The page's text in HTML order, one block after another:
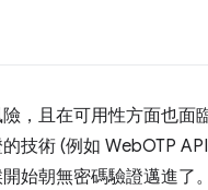
，且在可用性方面也面
技術 (例如 WebOTP
始朝無密碼驗證邁進了。